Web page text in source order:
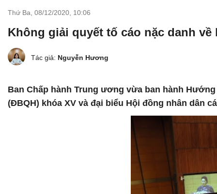
Thứ Ba, 08/12/2020 10:06
Không giải quyết tố cáo nặc danh về
Tác giả: Nguyễn Hương
Ban Chấp hành Trung ương vừa ban hành
(ĐBQH) khóa XV và đại biểu Hội đồng nhân dân